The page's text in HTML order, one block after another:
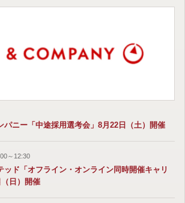
パニー「中途採用選考会」8月22日（土）開催
～12:30
ッド「オフライン・オンライン同時開催キャリ
日）開催